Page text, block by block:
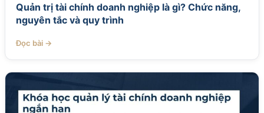
Quản trị tài chính doanh nghiệp là gì? Chức năng,
nguyên tắc và quy trình
Đọc bài →